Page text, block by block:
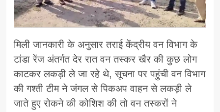
मिली जानकारी के अनुसार तराई केंद्रीय वन विभाग के
टांडा रेंज अंतर्गत देर रात वन तस्कर खैर की कुछ लोग
काटकर लकड़ी ले जा रहे थे, सूचना पर पहुंची वन विभाग
की गश्ती टीम ने जंगल से पिकअप वाहन से लकड़ी ले
जाते हुए रोकने की कोशिश की तो वन तस्करों ने